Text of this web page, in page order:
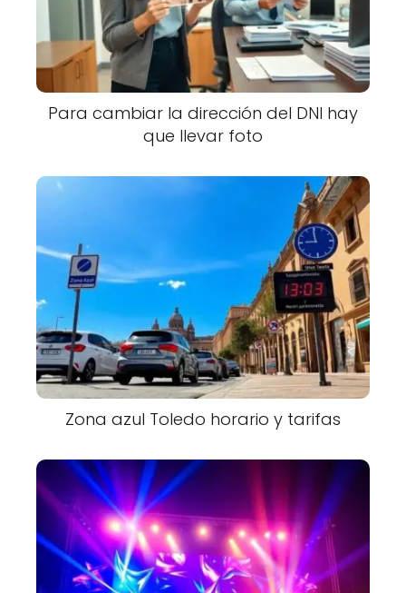
Para cambiar la dirección del DNI hay
que llevar foto
Zona azul Toledo horario y tarifas